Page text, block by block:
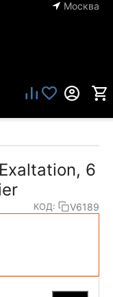
Москва
6
КОД: V6189